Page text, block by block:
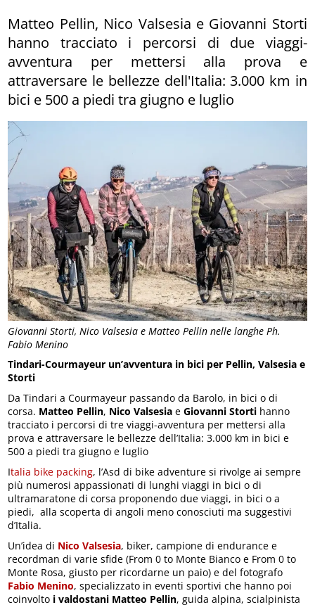
Giovanni Storti, Nico Valsesia e Matteo Pellin nelle langhe Ph.
Fabio Menino
Matteo Pellin, Nico Valsesia e Giovanni Storti
hanno tracciato i percorsi di due viaggi-
avventura per mettersi alla prova e
attraversare le bellezze dell'Italia: 3.000 km in
bici e 500 a piedi tra giugno e luglio
Tindari-Courmayeur un’avventura in bici per Pellin, Valsesia e
Storti
Da Tindari a Courmayeur passando da Barolo, in bici o di
corsa. Matteo Pellin, Nico Valsesia e Giovanni Storti hanno
tracciato i percorsi di tre viaggi-avventura per mettersi alla
prova e attraversare le bellezze dell’Italia: 3.000 km in bici e
500 a piedi tra giugno e luglio
Italia bike packing, l’Asd di bike adventure si rivolge ai sempre
più numerosi appassionati di lunghi viaggi in bici o di
ultramaratone di corsa proponendo due viaggi, in bici o a
piedi, alla scoperta di angoli meno conosciuti ma suggestivi
d’Italia.
Un’idea di Nico Valsesia, biker, campione di endurance e
recordman di varie sfide (From 0 to Monte Bianco e From 0 to
Monte Rosa, giusto per ricordarne un paio) e del fotografo
Fabio Menino, specializzato in eventi sportivi che hanno poi
coinvolto i valdostani Matteo Pellin, guida alpina, scialpinista